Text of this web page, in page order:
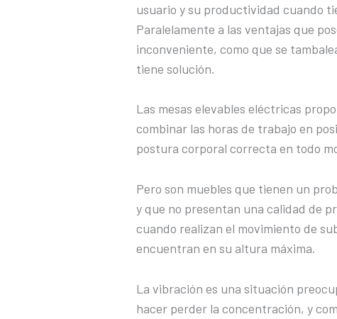
usuario y su productividad cuando
Paralelamente a las ventajas que
inconveniente, como que se
tiene solución.
Las mesas elevables eléctricas
combinar las horas de trabajo en
postura corporal correcta en todo
Pero son muebles que tienen un
y que no presentan una calidad de
cuando realizan el movimiento de
encuentran en su altura máxima.
La vibración es una situación
hacer perder la concentración, y